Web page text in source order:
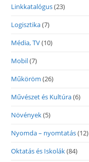
Linkkatalógus(23)
Logisztika(7)
Média, TV(10)
Mobil(7)
Műköröm (26)
Művészet és Kultúra(6)
Növények(5)
Nyomda – nyomtatás(12)
Oktatás és Iskolák(84)